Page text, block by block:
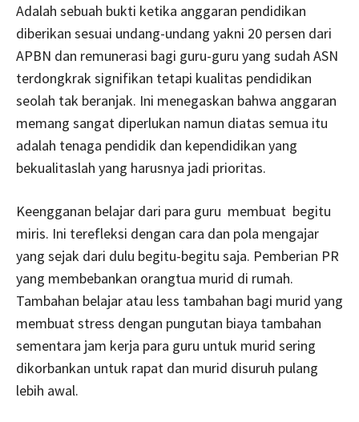
Adalah sebuah bukti ketika anggaran pendidikan
diberikan sesuai undang-undang yakni 20 persen dari
APBN dan remunerasi bagi guru-guru yang sudah ASN
terdongkrak signifikan tetapi kualitas pendidikan
seolah tak beranjak. Ini menegaskan bahwa anggaran
memang sangat diperlukan namun diatas semua itu
adalah tenaga pendidik dan kependidikan yang
bekualitaslah yang harusnya jadi prioritas.
Keengganan belajar dari para guru membuat begitu
miris. Ini terefleksi dengan cara dan pola mengajar
yang sejak dari dulu begitu-begitu saja. Pemberian PR
yang membebankan orangtua murid di rumah.
Tambahan belajar atau less tambahan bagi murid yang
membuat stress dengan pungutan biaya tambahan
sementara jam kerja para guru untuk murid sering
dikorbankan untuk rapat dan murid disuruh pulang
lebih awal.